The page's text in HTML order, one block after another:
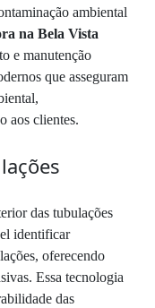
ambiental
na Bela Vista
e manutenção
que asseguram
aos clientes.
das tubulações
identificar
oferecendo
Essa tecnologia
das